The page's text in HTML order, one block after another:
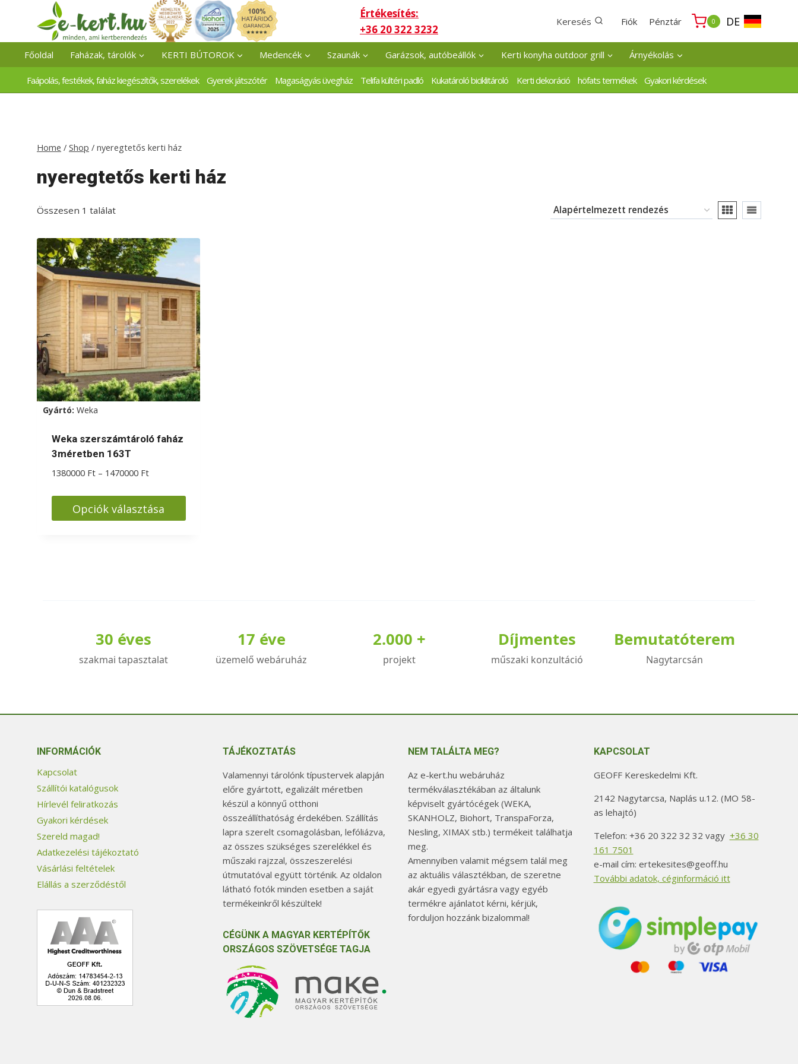
content
Értékesítés:
+36 20 322 3232
Keresés Fiók Pénztár 0 DE
Főoldal Faházak, tárolók KERTI BÚTOROK Medencék Szaunák Garázsok, autóbeállók Kerti konyha outdoor grill Árnyékolás
Faápolás, festékek, faház kiegészítők, szerelékek Gyerek játszótér Magaságyás üvegház Telifa kültéri padló Kukatároló biciklitároló Kerti dekoráció höfats termékek Gyakori kérdések
Home / Shop / nyeregtetős kerti ház
nyeregtetős kerti ház
Összesen 1 találat
Gyártó: Weka
Weka szerszámtároló faház
3méretben 163T
1380000 Ft – 1470000 FtÁrtartomány:
-
1470000 Ft
Opciók választása
változatok30 éves
szakmai tapasztalat
17 éve
üzemelő webáruház
2.000 +
projekt
Díjmentes
műszaki konzultáció
Bemutatóterem
Nagytarcsán
INFORMÁCIÓK
Kapcsolat
Szállítói katalógusok
Hírlevél feliratkozás
Gyakori kérdések
Szereld magad!
Adatkezelési tájékoztató
Vásárlási feltételek
Elállás a szerződéstől
TÁJÉKOZTATÁS
Valamennyi tárolónk típustervek alapján
előre gyártott, egalizált méretben
készül a könnyű otthoni
összeállíthatóság érdekében. Szállítás
lapra szerelt csomagolásban, lefóliázva,
az összes szükséges szerelékkel és
műszaki rajzzal, összeszerelési
útmutatóval együtt történik. Az oldalon
látható fotók minden esetben a saját
termékeinkről készültek!
CÉGÜNK A MAGYAR KERTÉPÍTŐK
ORSZÁGOS SZÖVETSÉGE TAGJA
NEM TALÁLTA MEG?
Az e-kert.hu webáruház
termékválasztékában az általunk
képviselt gyártócégek (WEKA,
SKANHOLZ, Biohort, TranspaForza,
Nesling, XIMAX stb.) termékeit találhatja
meg.
Amennyiben valamit mégsem talál meg
az aktuális választékban, de szeretne
akár egyedi gyártásra vagy egyéb
termékre ajánlatot kérni, kérjük,
forduljon hozzánk bizalommal!
KAPCSOLAT
GEOFF Kereskedelmi Kft.
2142 Nagytarcsa, Naplás u.12. (MO 58-
as lehajtó)
Telefon: +36 20 322 32 32 vagy +36 30
161 7501
e-mail cím: ertekesites@geoff.hu
További adatok, céginformáció itt